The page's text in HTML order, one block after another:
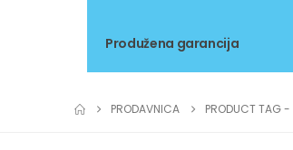
Produžena garancija
PRODAVNICA PRODUCT TAG -